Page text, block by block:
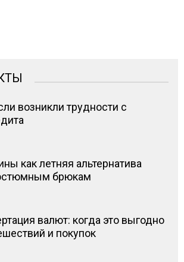
возникли трудности с
как летняя альтернатива
брюкам
валют: когда это выгодно
и покупок